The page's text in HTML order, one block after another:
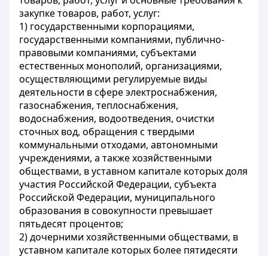
закупке товаров, работ, услуг:
1) государственными корпорациями,
государственными компаниями, публично-
правовыми компаниями, субъектами
естественных монополий, организациями,
осуществляющими регулируемые виды
деятельности в сфере электроснабжения,
газоснабжения, теплоснабжения,
водоснабжения, водоотведения, очистки
сточных вод, обращения с твердыми
коммунальными отходами, автономными
учреждениями, а также хозяйственными
обществами, в уставном капитале которых доля
участия Российской Федерации, субъекта
Российской Федерации, муниципального
образования в совокупности превышает
пятьдесят процентов;
2) дочерними хозяйственными обществами, в
уставном капитале которых более пятидесяти